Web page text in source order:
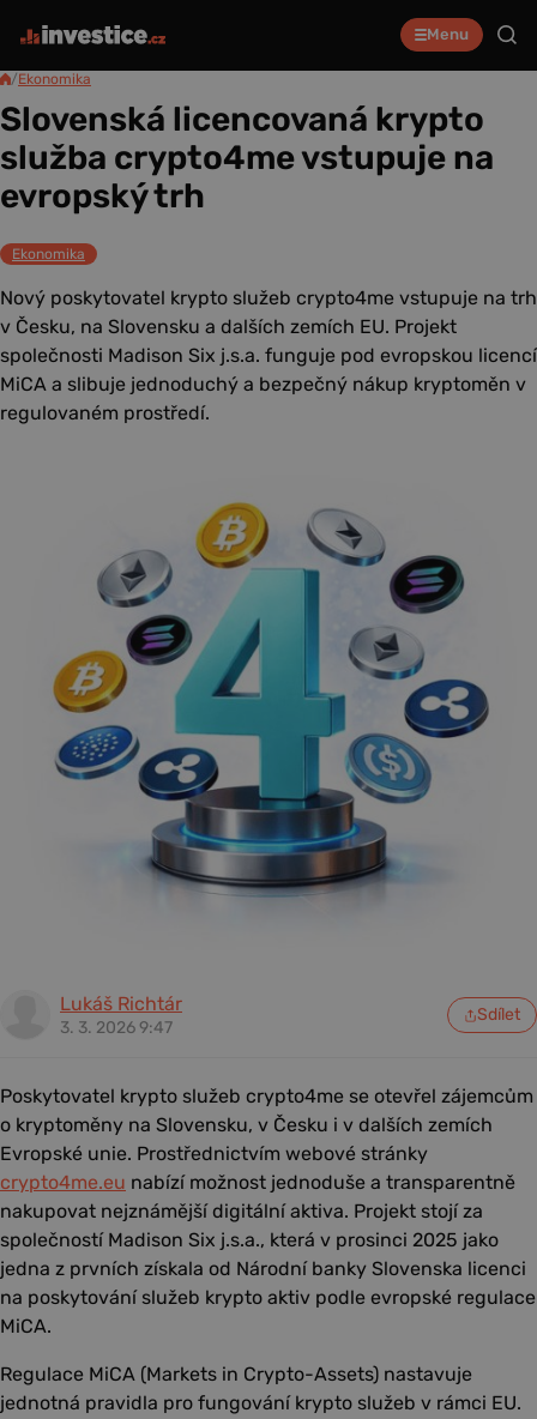
Menu
/Ekonomika
Slovenská licencovaná krypto
služba crypto4me vstupuje na
evropský trh
Ekonomika
Nový poskytovatel krypto služeb crypto4me vstupuje na trh
v Česku, na Slovensku a dalších zemích EU. Projekt
společnosti Madison Six j.s.a. funguje pod evropskou licencí
MiCA a slibuje jednoduchý a bezpečný nákup kryptoměn v
regulovaném prostředí.
Lukáš Richtár
3. 3. 2026 9:47
Sdílet
Poskytovatel krypto služeb crypto4me se otevřel zájemcům
o kryptoměny na Slovensku, v Česku i v dalších zemích
Evropské unie. Prostřednictvím webové stránky
crypto4me.eu nabízí možnost jednoduše a transparentně
nakupovat nejznámější digitální aktiva. Projekt stojí za
společností Madison Six j.s.a., která v prosinci 2025 jako
jedna z prvních získala od Národní banky Slovenska licenci
na poskytování služeb krypto aktiv podle evropské regulace
MiCA.
Regulace MiCA (Markets in Crypto-Assets) nastavuje
jednotná pravidla pro fungování krypto služeb v rámci EU.